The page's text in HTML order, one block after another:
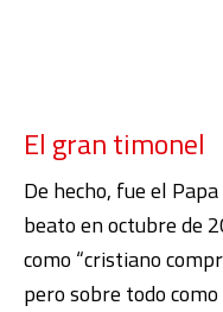
El gran timonel
De hecho, fue el
beato en octubre de
como “cristiano
pero sobre todo